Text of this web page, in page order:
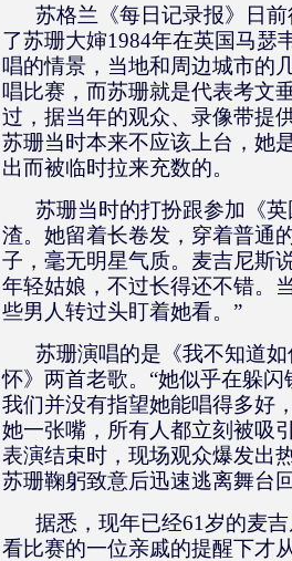
苏格兰《每日记录报》日
了苏珊大婶1984年在英国马瑟
唱的情景，当地和周边城市的
唱比赛，而苏珊就是代表考文
过，据当年的观众、录像带提
苏珊当时本来不应该上台，她
出而被临时拉来充数的。
苏珊当时的打扮跟参加《
渣。她留着长卷发，穿着普通
子，毫无明星气质。麦吉尼斯
年轻姑娘，不过长得还不错。
些男人转过头盯着她看。”
苏珊演唱的是《我不知道
怀》两首老歌。“她似乎在躲
我们并没有指望她能唱得多好
她一张嘴，所有人都立刻被吸
表演结束时，现场观众爆发出
苏珊鞠躬致意后迅速逃离舞台
据悉，现年已经61岁的麦
看比赛的一位亲戚的提醒下才